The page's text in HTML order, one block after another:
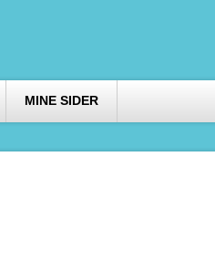
MINE SIDER